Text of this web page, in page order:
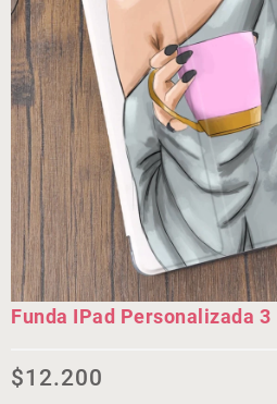
Funda IPad Personalizada 3
$12.200